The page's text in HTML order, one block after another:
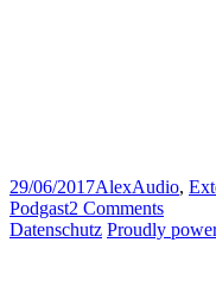
Posted
on
29/06/2017Author
AlexCategories
Audio,
Podgast2 Commentson
Datenschutz Proudly